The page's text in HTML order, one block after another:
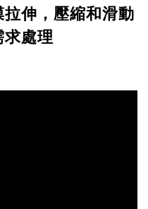
伸，壓縮和滑動
處理